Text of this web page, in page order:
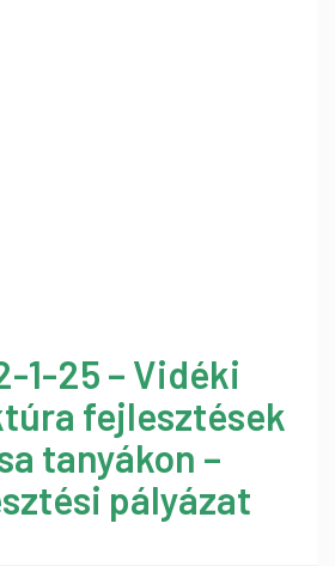
1-25 – Vidéki
fejlesztések
tanyákon –
pályázat